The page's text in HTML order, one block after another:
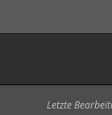
Letzte